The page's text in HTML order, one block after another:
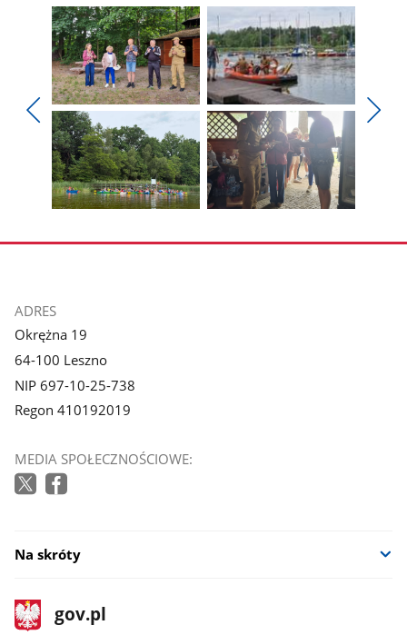
Pokaż
poprzednie
zdjęcia
Pokaż
zdjęcie
1
z
galerii.
Pokaż
zdjęcie
2
z
galerii.
zdjęcie
zdjęcie
stopka
ADRES
Okrężna 19
64-100 Leszno
NIP 697-10-25-738
Regon 410192019
MEDIA SPOŁECZNOŚCIOWE:
Na skróty
stopka
gov.pl
Strona
gov.pl